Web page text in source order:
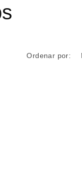
Ordenar por: